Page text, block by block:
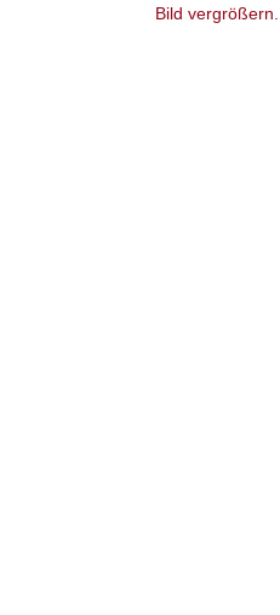
Bild vergrößern...